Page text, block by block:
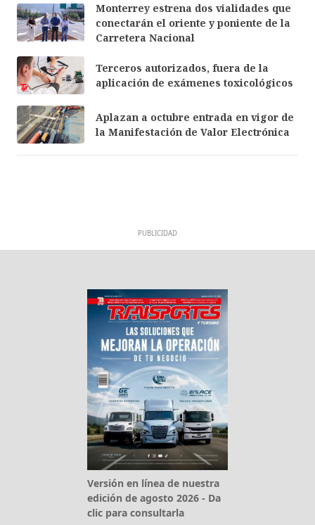
Monterrey estrena dos vialidades que
conectarán el oriente y poniente de la
Carretera Nacional
Terceros autorizados, fuera de la
aplicación de exámenes toxicológicos
Aplazan a octubre entrada en vigor de
la Manifestación de Valor Electrónica
PUBLICIDAD
Versión en línea de nuestra
edición de agosto 2026 - Da
clic para consultarla